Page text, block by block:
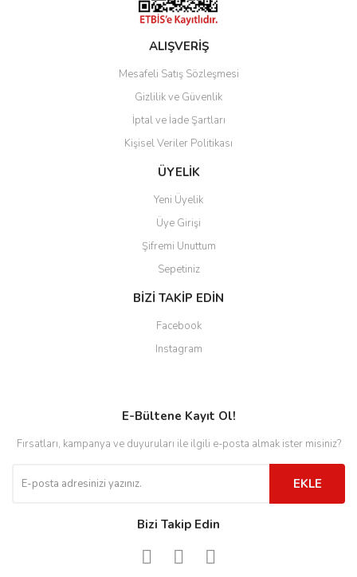
ALIŞVERİŞ
Mesafeli Satış Sözleşmesi
Gizlilik ve Güvenlik
İptal ve İade Şartları
Kişisel Veriler Politikası
ÜYELİK
Yeni Üyelik
Üye Girişi
Şifremi Unuttum
Sepetiniz
BİZİ TAKİP EDİN
Facebook
Instagram
E-Bültene Kayıt Ol!
Fırsatları, kampanya ve duyuruları ile ilgili e-posta almak ister misiniz?
EKLE
Bizi Takip Edin